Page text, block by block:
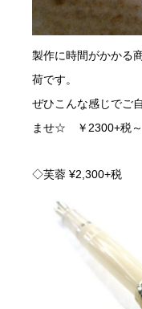
製作に時間がかかる
荷です。
ぜひこんな感じでご
ませ☆ ￥2300+税～
◇芙蓉 ¥2,300+税